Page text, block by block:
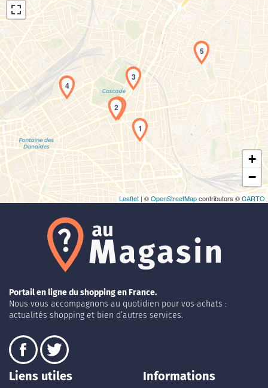
Chargement de la carte en cours...
1
2
3
4
5
+
−
Leaflet | ©OpenStreetMapcontributors ©CARTO
Portail en ligne du shopping en France.
Nous vous accompagnons au quotidien pour vos achats :
actualités shopping et bien d’autres services.
Liens utiles Informations